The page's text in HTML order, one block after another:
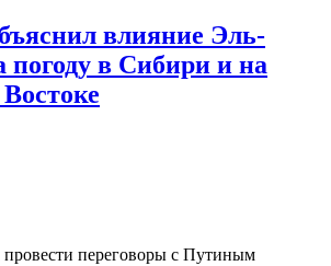
влияние Эль-
погоду в Сибири и на
провести переговоры с Путиным